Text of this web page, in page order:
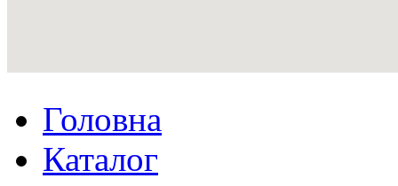
Головна
Каталог